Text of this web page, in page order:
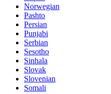
Norwegian
Pashto
Persian
Punjabi
Serbian
Sesotho
Sinhala
Slovak
Slovenian
Somali